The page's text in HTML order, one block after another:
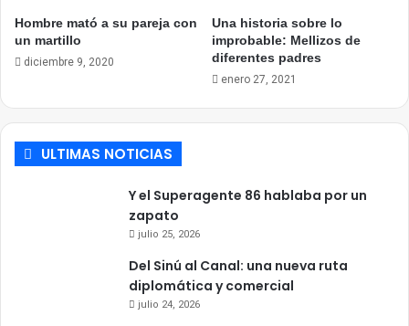
Hombre mató a su pareja con
un martillo
diciembre 9, 2020
Una historia sobre lo
improbable: Mellizos de
diferentes padres
enero 27, 2021
ULTIMAS NOTICIAS
Y el Superagente 86 hablaba por un
zapato
julio 25, 2026
Del Sinú al Canal: una nueva ruta
diplomática y comercial
julio 24, 2026